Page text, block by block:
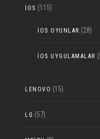
IOS (115)
IOS OYUNLAR (28)
IOS UYGULAMALAR
LENOVO (15)
LG (57)